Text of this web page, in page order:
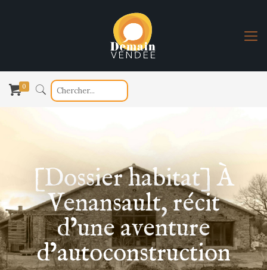
0
[Dossier habitat] À
Venansault, récit
d’une aventure
d’autoconstruction